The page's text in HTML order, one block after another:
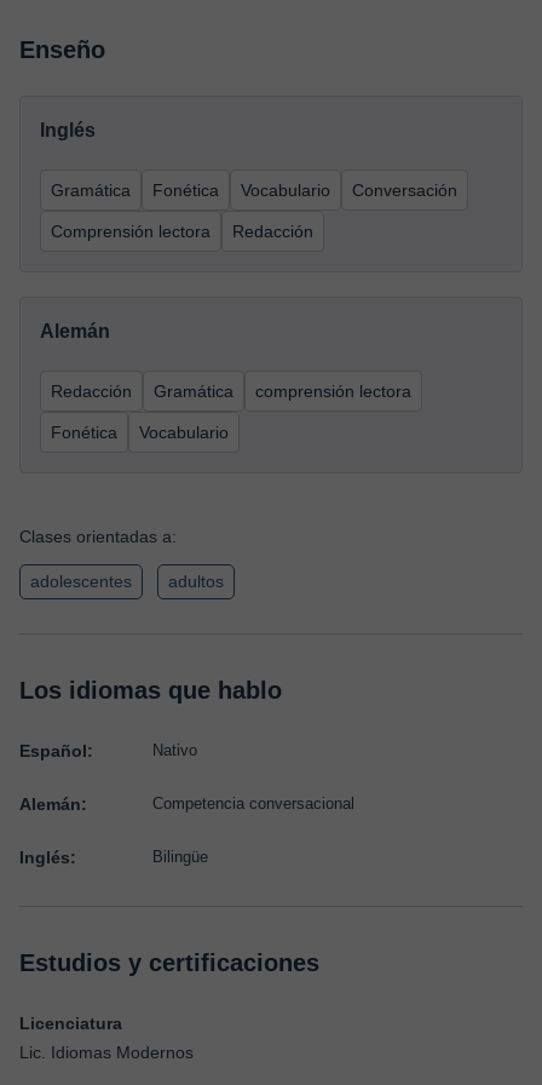
Enseño
Inglés
Gramática Fonética Vocabulario Conversación
Comprensión lectora Redacción
Alemán
Redacción Gramática comprensión lectora
Fonética Vocabulario
Clases orientadas a:
adolescentes adultos
Los idiomas que hablo
Español: Nativo
Alemán: Competencia conversacional
Inglés: Bilingüe
Estudios y certificaciones
Licenciatura
Lic. Idiomas Modernos